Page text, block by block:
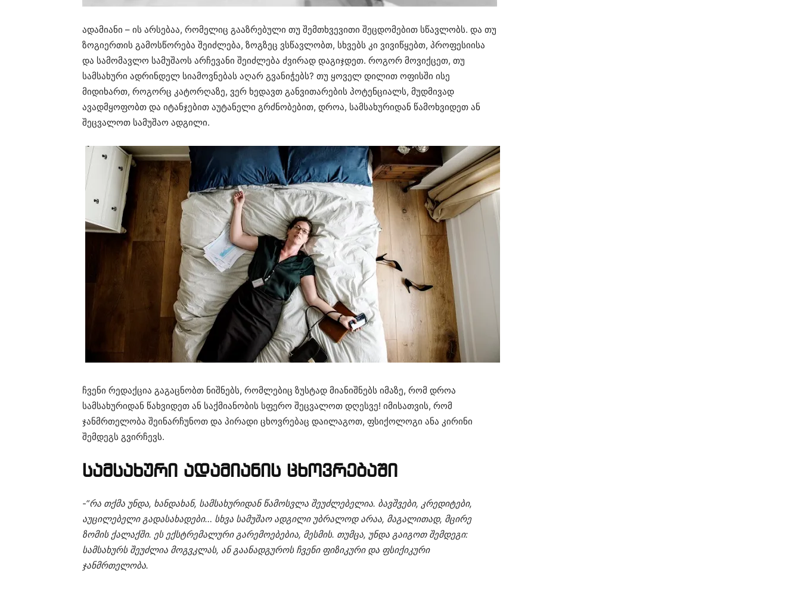
ადამიანი – ის არსებაა, რომელიც გააზრებული თუ შემთხვევითი შეცდომებით სწავლობს. და თუ
ზოგიერთის გამოსწორება შეიძლება, ზოგზეც ვსწავლობთ, სხვებს კი ვივიწყებთ, პროფესიისა
და სამომავლო სამუშაოს არჩევანი შეიძლება ძვირად დაგიჯდეთ. როგორ მოვიქცეთ, თუ
სამსახური ადრინდელ სიამოვნებას აღარ გვანიჭებს? თუ ყოველ დილით ოფისში ისე
მიდიხართ, როგორც კატორღაზე, ვერ ხედავთ განვითარების პოტენციალს, მუდმივად
ავადმყოფობთ და იტანჯებით აუტანელი გრძნობებით, დროა, სამსახურიდან წამოხვიდეთ ან
შეცვალოთ სამუშაო ადგილი.
ჩვენი რედაქცია გაგაცნობთ ნიშნებს, რომლებიც ზუსტად მიანიშნებს იმაზე, რომ დროა
სამსახურიდან წახვიდეთ ან საქმიანობის სფერო შეცვალოთ დღესვე! იმისათვის, რომ
ჯანმრთელობა შეინარჩუნოთ და პირადი ცხოვრებაც დაილაგოთ, ფსიქოლოგი ანა კირინი
შემდეგს გვირჩევს.
სამსახური ადამიანის ცხოვრებაში
-“რა თქმა უნდა, ხანდახან, სამსახურიდან წამოსვლა შეუძლებელია. ბავშვები, კრედიტები,
აუცილებელი გადასახადები… სხვა სამუშაო ადგილი უბრალოდ არაა, მაგალითად, მცირე
ზომის ქალაქში. ეს ექსტრემალური გარემოებებია, მესმის. თუმცა, უნდა გაიგოთ შემდეგი:
სამსახურს შეუძლია მოგვკლას, ან გაანადგუროს ჩვენი ფიზიკური და ფსიქიკური
ჯანმრთელობა.